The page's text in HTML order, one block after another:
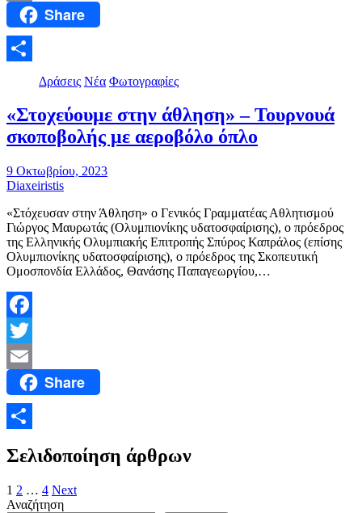
Email Share
Μοιραστείτε
Δράσεις Νέα Φωτογραφίες
«Στοχεύουμε στην άθληση» – Τουρνουά
σκοποβολής με αεροβόλο όπλο
9 Οκτωβρίου, 2023
Diaxeiristis
«Στόχευσαν στην Άθληση» ο Γενικός Γραμματέας Αθλητισμού
Γιώργος Μαυρωτάς (Ολυμπιονίκης υδατοσφαίρισης), ο πρόεδρος
της Ελληνικής Ολυμπιακής Επιτροπής Σπύρος Καπράλος (επίσης
Ολυμπιονίκης υδατοσφαίρισης), ο πρόεδρος της Σκοπευτική
Ομοσπονδία Ελλάδος, Θανάσης Παπαγεωργίου,…
Facebook
Twitter
Email Share
Σελιδοποίηση άρθρων
1 2 … 4 Next
Αναζήτηση